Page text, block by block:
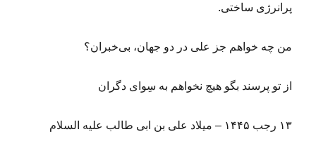
پرانرژی ساختی.
من چه خواهم جز علی در دو جهان، بی‌خبران؟
از تو پرسند بگو هیچ نخواهم به سِوای دگران
۱۳ رجب ۱۴۴۵ – میلاد علی بن ابی طالب علیه السلام